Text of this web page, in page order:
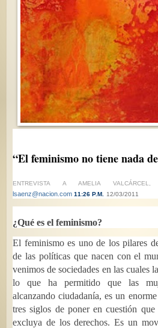
“El feminismo no tiene nada
ENTREVISTA A AMELIA
lsaenz@nacion.com 11:26 P.M. 12/03/2011
¿Qué es el feminismo?
El feminismo es uno de los pilares
de las políticas que nacen con el
venimos de sociedades en las cuales
lo que ha permitido que las
alcanzando ciudadanía, es un
tres siglos de poner en cuestión
excluya de los derechos. Es un